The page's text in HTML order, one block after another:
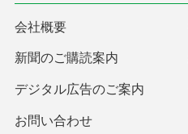
会社概要
新聞のご購読案内
デジタル広告のご案内
お問い合わせ